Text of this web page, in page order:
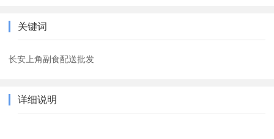
关键词
长安上角副食配送批发
详细说明